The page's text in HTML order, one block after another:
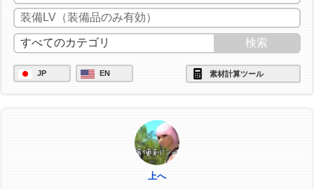
/ac "イノベーション" <wait.2>
/ac "匠の神業" <wait.3>
/ac "グレートストライド" <wait.2>
/ac "ビエルゴの祝福" <wait.3>
JP EN 素材計算ツール
上へ